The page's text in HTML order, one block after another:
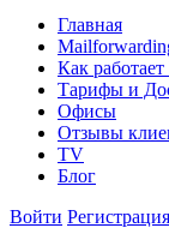
Главная
Как
Тарифы и
Офисы
Отзывы
TV
Блог
Войти Регистрация